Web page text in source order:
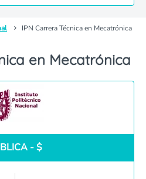
IPN Carrera Técnica en Mecatrónica
en Mecatrónica
- $